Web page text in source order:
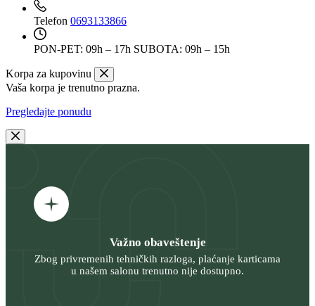
Telefon 0693133866
PON-PET: 09h – 17h SUBOTA: 09h – 15h
Korpa za kupovinu
Vaša korpa je trenutno prazna.
Pregledajte ponudu
Važno obaveštenje
Zbog privremenih tehničkih razloga, plaćanje karticama
u našem salonu trenutno nije dostupno.